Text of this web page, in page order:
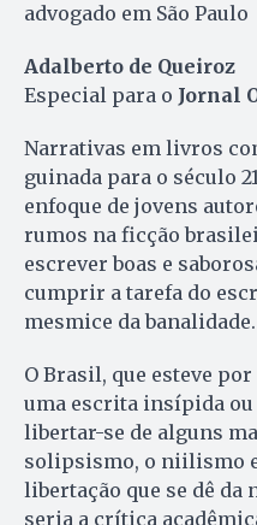
advogado em São Paulo
Adalberto de Queiroz
Especial para o Jornal
Narrativas em livros
guinada para o século
enfoque de jovens
rumos na ficção
escrever boas e
cumprir a tarefa do
mesmice da banalidade.
O Brasil, que esteve
uma escrita insípida ou
libertar-se de alguns
solipsismo, o niilismo
libertação que se dê da
seria a crítica